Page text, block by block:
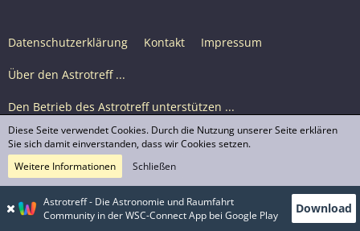
Datenschutzerklärung Kontakt Impressum
Über den Astrotreff ...
Den Betrieb des Astrotreff unterstützen ...
Nutzungsbedingungen
© Astrotreff 2001-2026, lizenziert unter CC BY-SA,
sofern für einzelne Inhalte nicht anders angegeben
Astrotreff - Die Astronomie und Raumfahrt
Community in der WSC-Connect App bei Google Play
Download
Diese Seite verwendet Cookies. Durch die Nutzung unserer Seite erklären
Sie sich damit einverstanden, dass wir Cookies setzen.
Weitere Informationen
Schließen